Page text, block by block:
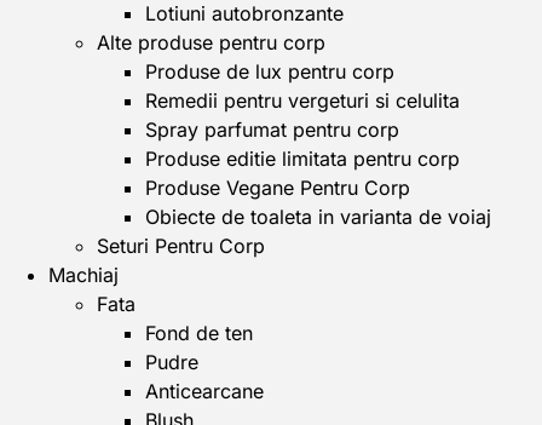
Lotiuni autobronzante
Alte produse pentru corp
Produse de lux pentru corp
Remedii pentru vergeturi si celulita
Spray parfumat pentru corp
Produse editie limitata pentru corp
Produse Vegane Pentru Corp
Obiecte de toaleta in varianta de voiaj
Seturi Pentru Corp
Machiaj
Fata
Fond de ten
Pudre
Anticearcane
Blush